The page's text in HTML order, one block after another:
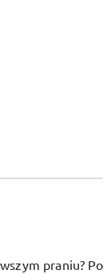
praniu?